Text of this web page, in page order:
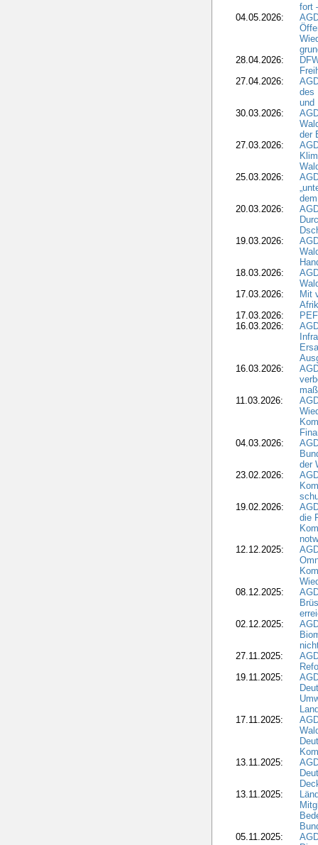
fort
04.05.2026:
28.04.2026:
27.04.2026:
des
und
30.03.2026:
der
27.03.2026:
25.03.2026:
20.03.2026:
19.03.2026:
18.03.2026:
17.03.2026:
Mit
17.03.2026:
16.03.2026:
16.03.2026:
11.03.2026:
04.03.2026:
der
23.02.2026:
19.02.2026:
die
12.12.2025:
08.12.2025:
02.12.2025:
27.11.2025:
19.11.2025:
17.11.2025:
13.11.2025:
13.11.2025:
05.11.2025: